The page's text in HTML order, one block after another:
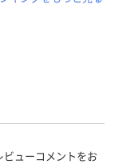
ビューコメントをお